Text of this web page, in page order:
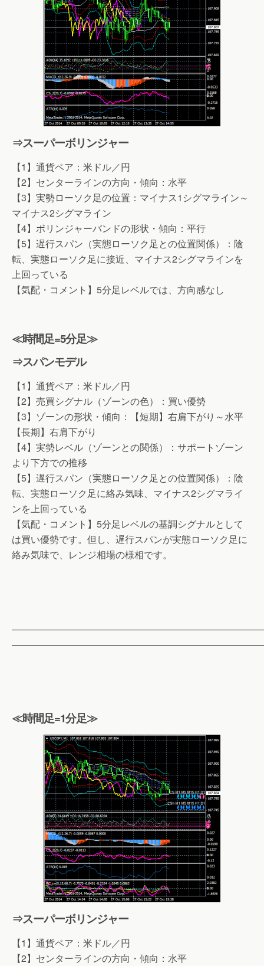
⇒スーパーボリンジャー
【1】通貨ペア：米ドル／円
【2】センターラインの方向・傾向：水平
【3】実勢ローソク足の位置：マイナス1シグマライン～
マイナス2シグマライン
【4】ボリンジャーバンドの形状・傾向：平行
【5】遅行スパン（実態ローソク足との位置関係）：陰
転、実態ローソク足に接近、マイナス2シグマラインを
上回っている
【気配・コメント】5分足レベルでは、方向感なし
≪時間足=5分足≫
⇒スパンモデル
【1】通貨ペア：米ドル／円
【2】売買シグナル（ゾーンの色）：買い優勢
【3】ゾーンの形状・傾向：【短期】右肩下がり～水平
【長期】右肩下がり
【4】実勢レベル（ゾーンとの関係）：サポートゾーン
より下方での推移
【5】遅行スパン（実態ローソク足との位置関係）：陰
転、実態ローソク足に絡み気味、マイナス2シグマライ
ンを上回っている
【気配・コメント】5分足レベルの基調シグナルとして
は買い優勢です。但し、遅行スパンが実態ローソク足に
絡み気味で、レンジ相場の様相です。
≪時間足=1分足≫
⇒スーパーボリンジャー
【1】通貨ペア：米ドル／円
【2】センターラインの方向・傾向：水平